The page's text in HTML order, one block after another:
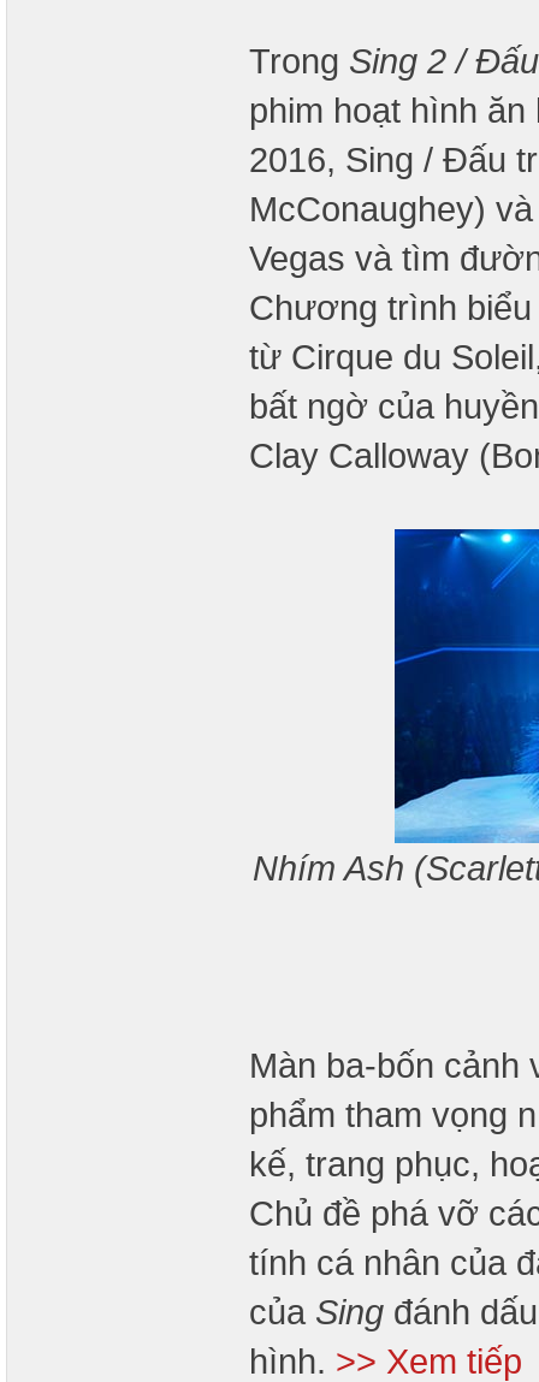
Trong Sing 2 /
phim hoạt hình
2016, Sing / Đấu
McConaughey)
Vegas và tìm
Chương trình
từ Cirque du
bất ngờ của
Clay Calloway
Nhím Ash
Màn ba-bốn cảnh
phẩm tham vọng
kế, trang phục,
Chủ đề phá vỡ
tính cá nhân của
của Sing đánh
hình. >> Xem tiếp